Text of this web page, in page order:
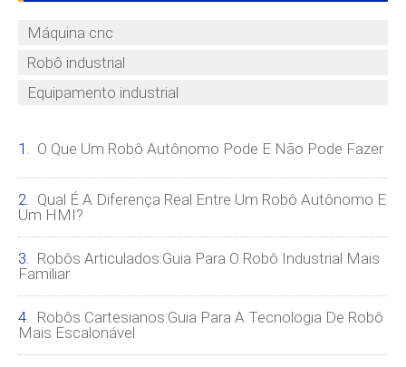
Máquina cnc
Robô industrial
Equipamento industrial
O Que Um Robô Autônomo Pode E Não Pode Fazer
Qual É A Diferença Real Entre Um Robô Autônomo E
Um HMI?
Robôs Articulados:Guia Para O Robô Industrial Mais
Familiar
Robôs Cartesianos:Guia Para A Tecnologia De Robô
Mais Escalonável